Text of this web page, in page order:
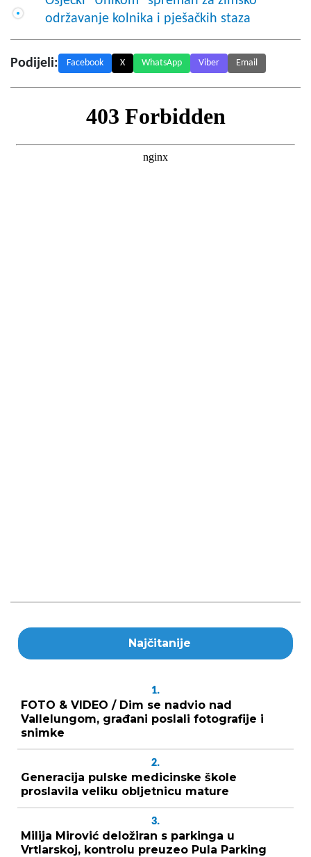
održavanje kolnika i pješačkih staza
Podijeli: Facebook X WhatsApp Viber Email
Najčitanije
1.
FOTO & VIDEO / Dim se nadvio nad
Vallelungom, građani poslali fotografije i
snimke
2.
Generacija pulske medicinske škole
proslavila veliku obljetnicu mature
3.
Milija Mirović deložiran s parkinga u
Vrtlarskoj, kontrolu preuzeo Pula Parking